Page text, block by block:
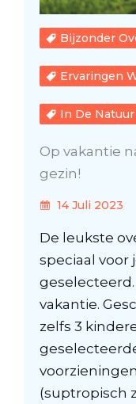
Bijzonder
Ervaringen
In De Natuur
Op vakantie
gezin!
14 Juli 2023
De leukste
speciaal voor
vakantie.
zelfs 3
(suptropisch